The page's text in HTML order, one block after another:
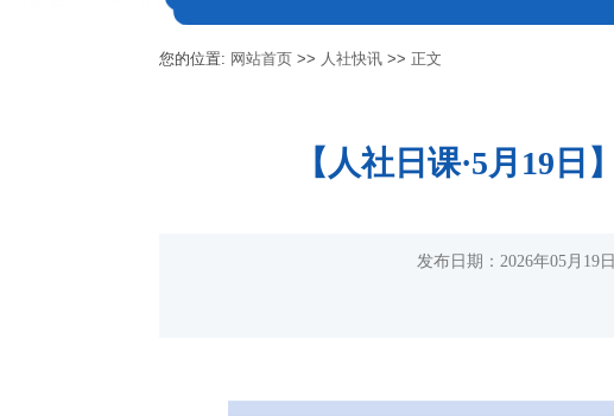
您的位置: 网站首页 >> 人社快讯 >>正文
【人社日课·5月19
发布日期：2026年05月